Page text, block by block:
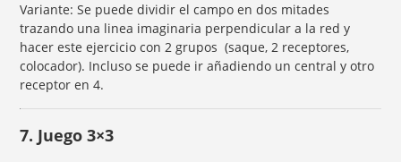
Variante: Se puede dividir el campo en dos mitades
trazando una linea imaginaria perpendicular a la red y
hacer este ejercicio con 2 grupos (saque, 2 receptores,
colocador). Incluso se puede ir añadiendo un central y otro
receptor en 4.
7. Juego 3×3